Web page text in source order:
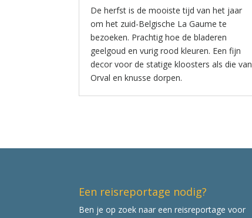
De herfst is de mooiste tijd van het jaar
om het zuid-Belgische La Gaume te
bezoeken. Prachtig hoe de bladeren
geelgoud en vurig rood kleuren. Een fijn
decor voor de statige kloosters als die van
Orval en knusse dorpen.
Een reisreportage nodig?
Ben je op zoek naar een reisreportage voor